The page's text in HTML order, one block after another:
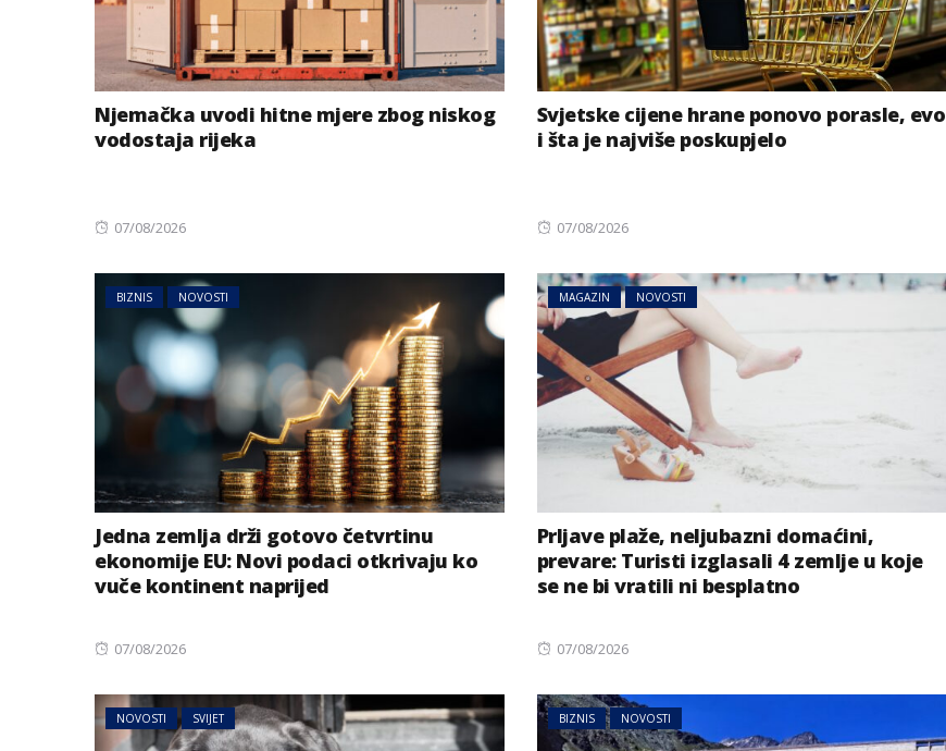
Njemačka uvodi hitne mjere zbog niskog
vodostaja rijeka
Posted
07/08/2026
Svjetske cijene hrane ponovo porasle, evo
i šta je najviše poskupjelo
Posted
07/08/2026
BIZNIS NOVOSTI
Jedna zemlja drži gotovo četvrtinu
ekonomije EU: Novi podaci otkrivaju ko
vuče kontinent naprijed
Posted
07/08/2026
MAGAZIN NOVOSTI
Prljave plaže, neljubazni domaćini,
prevare: Turisti izglasali 4 zemlje u koje
se ne bi vratili ni besplatno
Posted
07/08/2026
NOVOSTI SVIJET BIZNIS NOVOSTI